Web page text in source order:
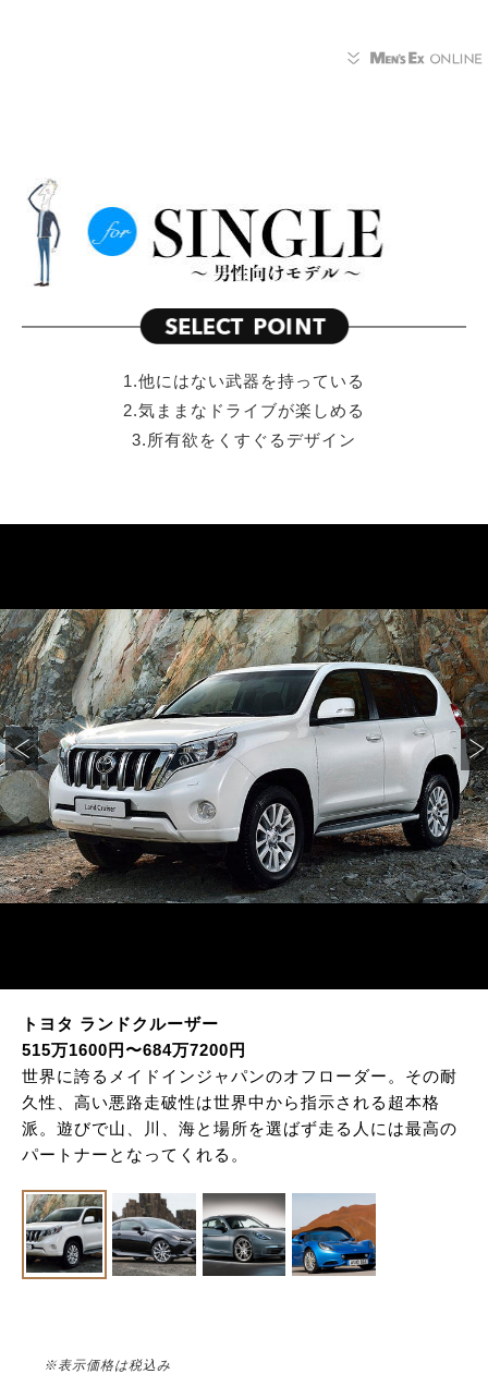
1.他にはない武器を持っている
2.気ままなドライブが楽しめる
3.所有欲をくすぐるデザイン
トヨタ ランドクルーザー
515万1600円〜684万7200円
世界に誇るメイドインジャパンのオフローダー。その耐
久性、高い悪路走破性は世界中から指示される超本格
派。遊びで山、川、海と場所を選ばず走る人には最高の
パートナーとなってくれる。
※表示価格は税込み